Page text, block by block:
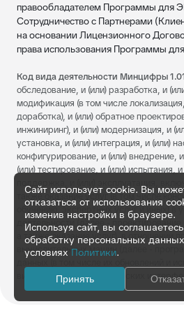
правообладателем Программы для
Сотрудничество с Партнерами
на основании Лицензионного
права использования Программы
Код вида деятельности Минцифры
обследование, и (или) разработка, и
модификация (в том числе
доработка), и (или) обратное
инжиниринг), и (или) модернизация, и
установка, и (или) интеграция, и (или)
конфигурирование, и (или) внедрение,
(или) тестирование, и (или) испытания,
поддержка, и (или) эксплуатация,
также оказание услуг (в том числе
обучению, экспертных услуг и иных) в
деятельности (далее -
а также оказание услуг), в отношении
вычислительных машин (далее -
данных (в том числе их обновлений и
визуальных пользовательских
Сайт использует cookie. Вы
отказаться от использования
изменив настройки в браузере.
Используя сайт, вы
обработку персональных
условиях Политики.
Принять